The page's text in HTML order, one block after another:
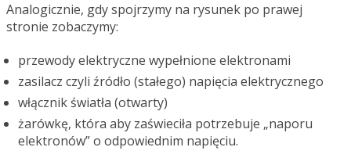
Analogicznie, gdy spojrzymy na rysunek po prawej
stronie zobaczymy:
przewody elektryczne wypełnione elektronami
zasilacz czyli źródło (stałego) napięcia elektrycznego
włącznik światła (otwarty)
żarówkę, która aby zaświeciła potrzebuje „naporu
elektronów” o odpowiednim napięciu.